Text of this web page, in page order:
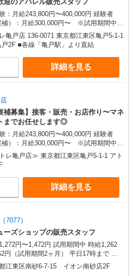
：月給243,800円〜400,000円 経験者
補）：月給300,000円〜 ※試用期間中は
〜 ★固定残業手当：30,800円（月給に
時間、超過時は追加で残業手当支給 ※月
交通費支給 ※試用期間（2〜3ヶ月）も
宅手当（実家外かつ賃貸の場合のみ別
はエリアにより異なります。詳細は面接
＼入社３大特典キャンペー
！／※詳細は備考欄にて
亀戸店 136-0071 東京都江東区亀戸5-1-1
戸2F ■各線「亀戸駅」より直結
詳細を見る
補募集】接客・販売・お店作り〜マネ
までお任せします◎
：月給243,800円〜400,000円 経験者
補）：月給300,000円〜 ※試用期間中は
〜 ★固定残業手当：30,800円（月給に
時間、超過時は追加で残業手当支給 ※月
交通費支給 ※試用期間（2〜3ヶ月）も
宅手当（実家外かつ賃貸の場合のみ別
はエリアにより異なります。詳細は面接
ねください。
レ亀戸店≫ 東京都江東区亀戸5-1-1 アト
詳細を見る
7077］
ーズショップの販売スタッフ
〜1,472円 試用期間中 時給1,262
試用期間2ヶ月） 平日17時まで 時
平日17〜20時まで 時給1,322円 平日20
1,422円 日・祝17時まで 時給1,391円
江東区南砂6-7-15 イオン南砂店2F